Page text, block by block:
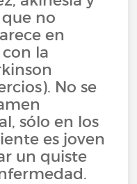
no
en
la
No se
sólo en los
es joven
un quiste